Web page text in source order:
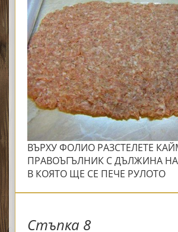
ВЪРХУ ФОЛИО РАЗСТЕЛЕТЕ
ПРАВОЪГЪЛНИК С ДЪЛЖИНА
В КОЯТО ЩЕ СЕ ПЕЧЕ РУЛОТО
Стъпка 8